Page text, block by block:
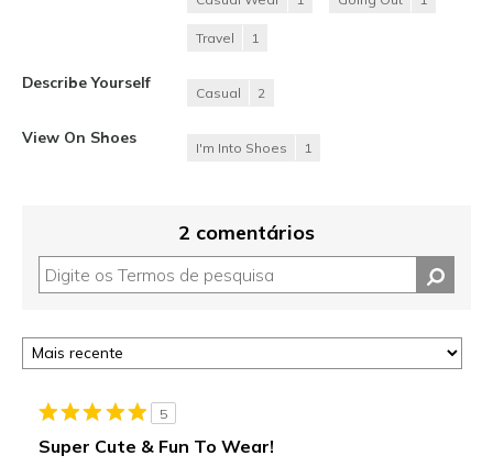
Travel 1
Describe Yourself
Casual 2
View On Shoes
I'm Into Shoes 1
2 comentários
5
Super Cute & Fun To Wear!